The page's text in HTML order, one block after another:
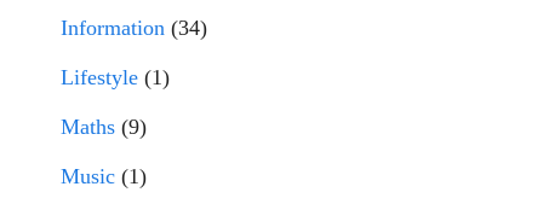
Information (34)
Lifestyle (1)
Maths (9)
Music (1)